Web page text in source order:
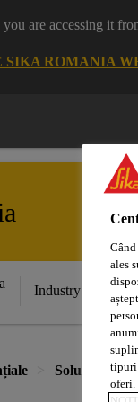
are accessing it
SIKA ROMANIA
Industry
Soluții
ales
tipuri
oferi.